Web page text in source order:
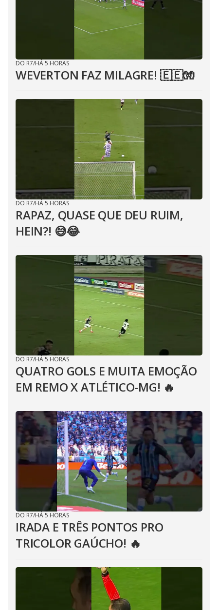
DO R7/HÁ 5 HORAS
WEVERTON FAZ MILAGRE! 🇪🇪🧤
DO R7/HÁ 5 HORAS
RAPAZ, QUASE QUE DEU RUIM,
HEIN?! 😅😂⁣
DO R7/HÁ 5 HORAS
QUATRO GOLS E MUITA EMOÇÃO
EM REMO X ATLÉTICO-MG! 🔥
DO R7/HÁ 5 HORAS
IRADA E TRÊS PONTOS PRO
TRICOLOR GAÚCHO! 🔥